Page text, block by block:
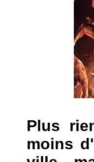
Plus
moins